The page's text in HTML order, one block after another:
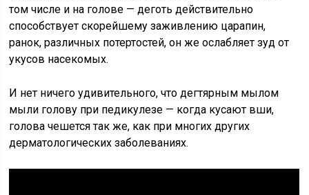
том числе и на голове — деготь действительно
способствует скорейшему заживлению царапин,
ранок, различных потертостей, он же ослабляет зуд от
укусов насекомых.
И нет ничего удивительного, что дегтярным мылом
мыли голову при педикулезе — когда кусают вши,
голова чешется так же, как при многих других
дерматологических заболеваниях.